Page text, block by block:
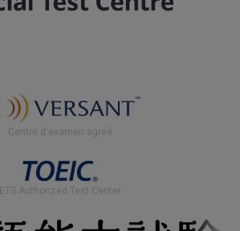
Centre d'examen agréé
ETS Authorized Test Center